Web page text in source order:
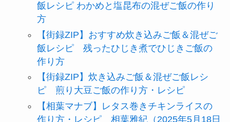
飯レシピ わかめと塩昆布の混ぜご飯の作り
方
【街録ZIP】おすすめ炊き込みご飯＆混ぜご
飯レシピ 残ったひじき煮でひじきご飯の
作り方
【街録ZIP】炊き込みご飯＆混ぜご飯レシ
ピ 煎り大豆ご飯の作り方・レシピ
【相葉マナブ】レタス巻きチキンライスの
作り方・レシピ 相葉雅紀（2025年5月18日